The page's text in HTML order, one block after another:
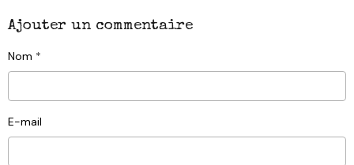
Ajouter un commentaire
Nom
E-mail